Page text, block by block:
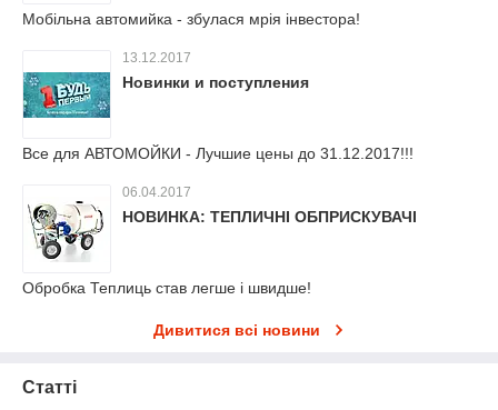
Мобільна автомийка - збулася мрія інвестора!
13.12.2017
Новинки и поступления
Все для АВТОМОЙКИ - Лучшие цены до 31.12.2017!!!
06.04.2017
НОВИНКА: ТЕПЛИЧНІ ОБПРИСКУВАЧІ
Обробка Теплиць став легше і швидше!
Дивитися всі новини
Статті